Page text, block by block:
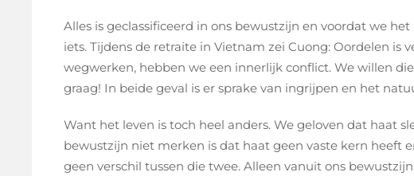
Alles is geclassificeerd in ons bewustzijn en voordat we
iets. Tijdens de retraite in Vietnam zei Cuong: Oordelen is
wegwerken, hebben we een innerlijk conflict. We willen
graag! In beide geval is er sprake van ingrijpen en het
Want het leven is toch heel anders. We geloven dat haat
bewustzijn niet merken is dat haat geen vaste kern heeft
geen verschil tussen die twee. Alleen vanuit ons